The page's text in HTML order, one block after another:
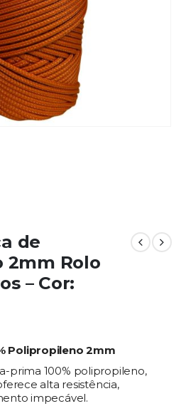
de
2mm Rolo
– Cor:
Polipropileno 2mm
prima 100% polipropileno,
alta resistência,
impecável.